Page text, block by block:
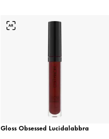
Gloss Obsessed Lucidalabbra